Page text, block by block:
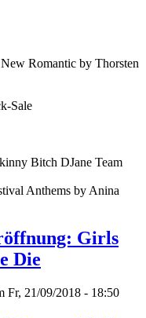
Romantic by Thorsten
Sale
Bitch DJane Team
Anthems by Anina
Girls
Die
Fr, 21/09/2018 - 18:50